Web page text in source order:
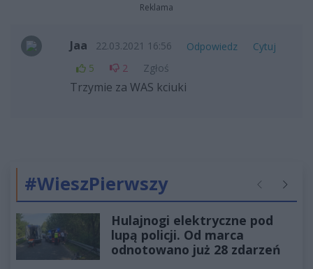
Reklama
Jaa 22.03.2021 16:56 Odpowiedz
Cytuj
5
2 Zgłoś
Trzymie za WAS kciuki
#WieszPierwszy Poprzednie
Hulajnogi elektryczne pod
lupą policji. Od marca
odnotowano już 28 zdarzeń